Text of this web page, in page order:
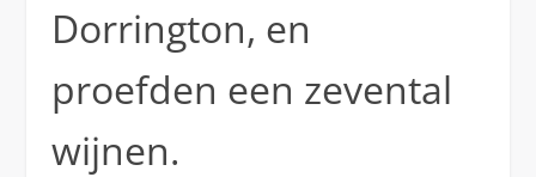
Dorrington, en
proefden een zevental
wijnen.